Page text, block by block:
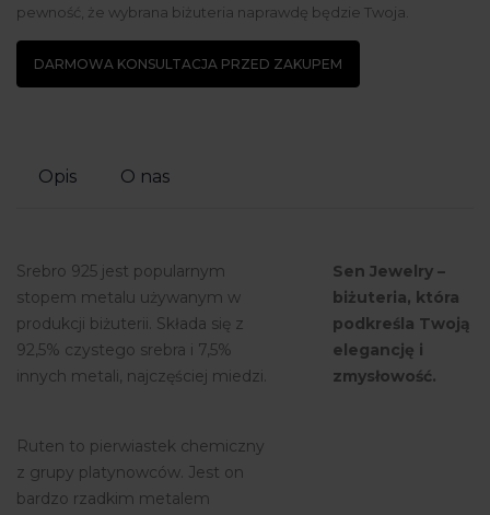
pewność, że wybrana biżuteria naprawdę będzie Twoja.
DARMOWA KONSULTACJA PRZED ZAKUPEM
Opis O nas
Srebro 925 jest popularnym
stopem metalu używanym w
produkcji biżuterii. Składa się z
92,5% czystego srebra i 7,5%
innych metali, najczęściej miedzi.
Ruten to pierwiastek chemiczny
z grupy platynowców. Jest on
bardzo rzadkim metalem
Sen Jewelry –
biżuteria, która
podkreśla Twoją
elegancję i
zmysłowość.